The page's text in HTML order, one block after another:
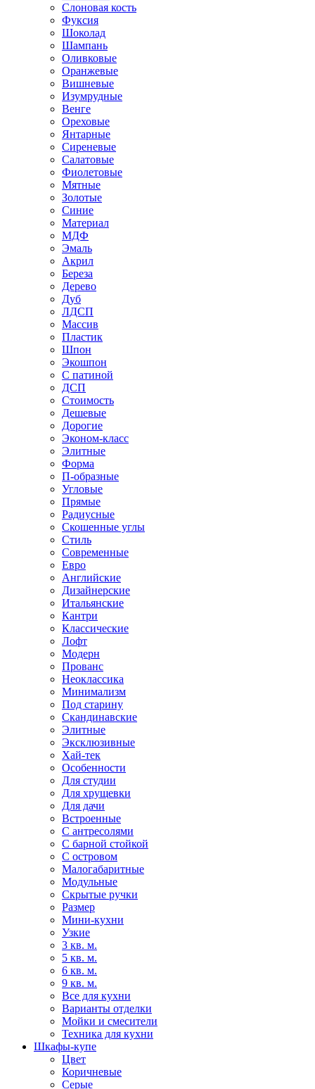
Слоновая кость
Фуксия
Шоколад
Шампань
Оливковые
Оранжевые
Вишневые
Изумрудные
Венге
Ореховые
Янтарные
Сиреневые
Салатовые
Фиолетовые
Мятные
Золотые
Синие
Материал
МДФ
Эмаль
Акрил
Береза
Дерево
Дуб
ЛДСП
Массив
Пластик
Шпон
Экошпон
С патиной
ДСП
Стоимость
Дешевые
Дорогие
Эконом-класс
Элитные
Форма
П-образные
Угловые
Прямые
Радиусные
Скошенные углы
Стиль
Современные
Евро
Английские
Дизайнерские
Итальянские
Кантри
Классические
Лофт
Модерн
Прованс
Неоклассика
Минимализм
Под старину
Скандинавские
Элитные
Эксклюзивные
Хай-тек
Особенности
Для студии
Для хрущевки
Для дачи
Встроенные
С антресолями
С барной стойкой
С островом
Малогабаритные
Модульные
Скрытые ручки
Размер
Мини-кухни
Узкие
3 кв. м.
5 кв. м.
6 кв. м.
9 кв. м.
Все для кухни
Варианты отделки
Мойки и смесители
Техника для кухни
Шкафы-купе
Цвет
Коричневые
Серые